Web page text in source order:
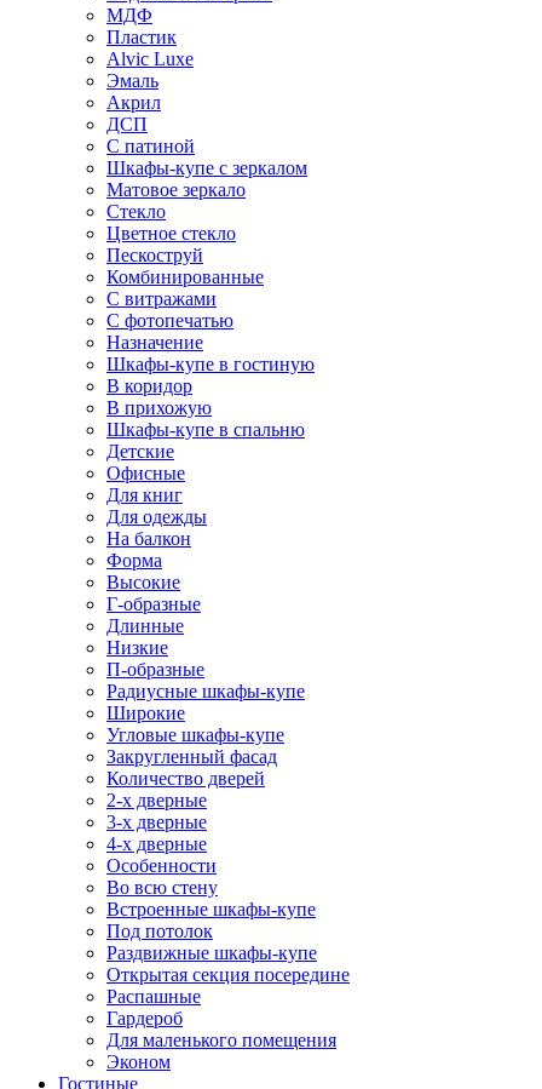
МДФ
Пластик
Alvic Luxe
Эмаль
Акрил
ДСП
С патиной
Шкафы-купе с зеркалом
Матовое зеркало
Стекло
Цветное стекло
Пескоструй
Комбинированные
С витражами
С фотопечатью
Назначение
Шкафы-купе в гостиную
В коридор
В прихожую
Шкафы-купе в спальню
Детские
Офисные
Для книг
Для одежды
На балкон
Форма
Высокие
Г-образные
Длинные
Низкие
П-образные
Радиусные шкафы-купе
Широкие
Угловые шкафы-купе
Закругленный фасад
Количество дверей
2-х дверные
3-х дверные
4-х дверные
Особенности
Во всю стену
Встроенные шкафы-купе
Под потолок
Раздвижные шкафы-купе
Открытая секция посередине
Распашные
Гардероб
Для маленького помещения
Эконом
Гостиные